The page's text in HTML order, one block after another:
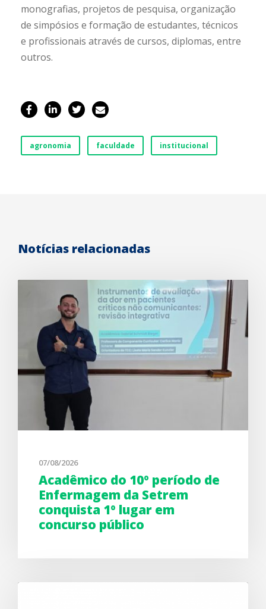
monografias, projetos de pesquisa, organização
de simpósios e formação de estudantes, técnicos
e profissionais através de cursos, diplomas, entre
outros.
agronomia faculdade institucional
Notícias relacionadas
07/08/2026
Acadêmico do 10º período de
Enfermagem da Setrem
conquista 1º lugar em
concurso público